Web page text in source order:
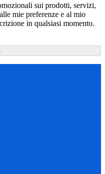
sui prodotti, servizi,
mie preferenze e al mio
in qualsiasi momento.